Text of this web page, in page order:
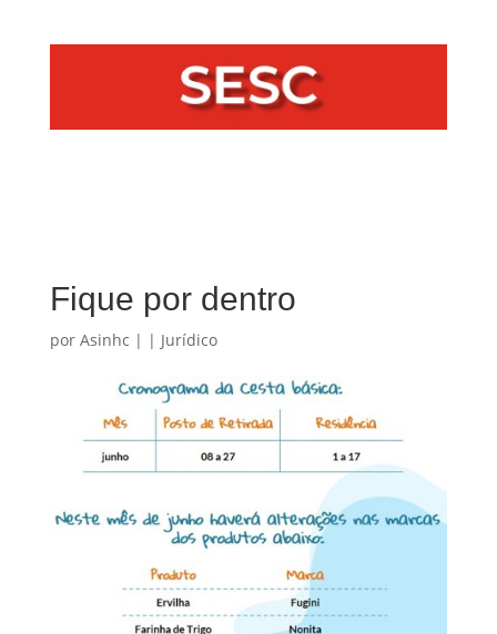
Fique por dentro
por Asinhc | | Jurídico